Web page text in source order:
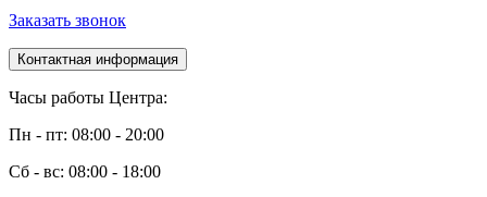
Заказать звонок
Контактная информация
Часы работы Центра:
Пн - пт: 08:00 - 20:00
Сб - вс: 08:00 - 18:00